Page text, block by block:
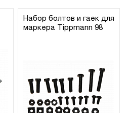
Набор болтов и гаек для
маркера Tippmann 98